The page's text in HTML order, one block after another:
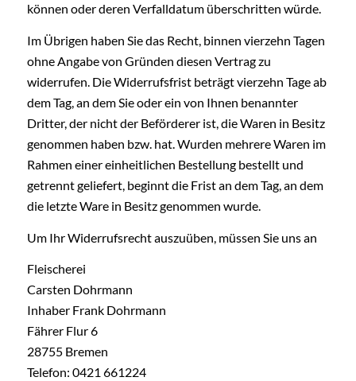
können oder deren Verfalldatum überschritten würde.
Im Übrigen haben Sie das Recht, binnen vierzehn Tagen
ohne Angabe von Gründen diesen Vertrag zu
widerrufen. Die Widerrufsfrist beträgt vierzehn Tage ab
dem Tag, an dem Sie oder ein von Ihnen benannter
Dritter, der nicht der Beförderer ist, die Waren in Besitz
genommen haben bzw. hat. Wurden mehrere Waren im
Rahmen einer einheitlichen Bestellung bestellt und
getrennt geliefert, beginnt die Frist an dem Tag, an dem
die letzte Ware in Besitz genommen wurde.
Um Ihr Widerrufsrecht auszuüben, müssen Sie uns an
Fleischerei
Carsten Dohrmann
Inhaber Frank Dohrmann
Fährer Flur 6
28755 Bremen
Telefon: 0421 661224